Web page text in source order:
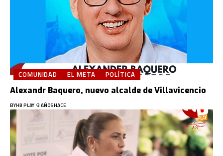
COMUNIDAD EL META POLÍTICA
Alexandr Baquero, nuevo alcalde de Villavicencio
BYHB PLAY 3 AÑOS HACE